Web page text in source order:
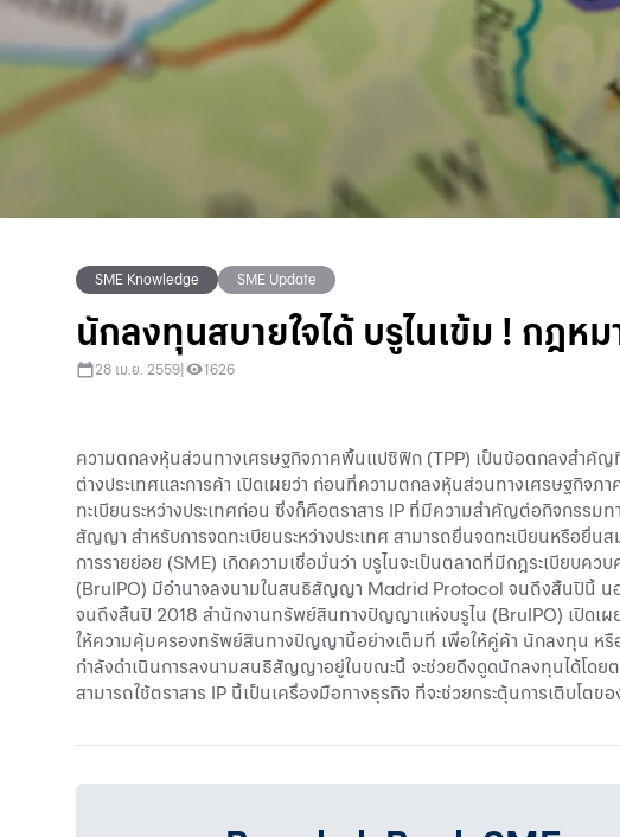
SME Knowledge SME Update
นักลงทุนสบายใจได้ บรูไนเข้ม ! กฎ
28 เม.ย. 2559 1626
ความตกลงหุ้นส่วนทางเศรษฐกิจภาคพื้นแปซิฟิก (TPP) เป็นข้อตกลงสำคัญที่
ต่างประเทศและการค้า เปิดเผยว่า ก่อนที่ความตกลงหุ้นส่วนทางเศรษฐกิ
ทะเบียนระหว่างประเทศก่อน ซึ่งก็คือตราสาร IP ที่มีความสำคัญต่อกิจกรรม
สัญญา สำหรับการจดทะเบียนระหว่างประเทศ สามารถยื่นจดทะเบียนหรือยื่น
การรายย่อย (SME) เกิดความเชื่อมั่นว่า บรูไนจะเป็นตลาดที่มีกฎระเบียบ
(BruIPO) มีอำนาจลงนามในสนธิสัญญา Madrid Protocol จนถึงสิ้นปีนี้ นอ
จนถึงสิ้นปี 2018 สำนักงานทรัพย์สินทางปัญญาแห่งบรูไน (BruIPO) เปิดเ
ให้ความคุ้มครองทรัพย์สินทางปัญญานี้อย่างเต็มที่ เพื่อให้คู่ค้า นักลงทุน หรือ
กำลังดำเนินการลงนามสนธิสัญญาอยู่ในขณะนี้ จะช่วยดึงดูดนักลงทุนได้โด
สามารถใช้ตราสาร IP นี้เป็นเครื่องมือทางธุรกิจ ที่จะช่วยกระตุ้นการเติบโตข